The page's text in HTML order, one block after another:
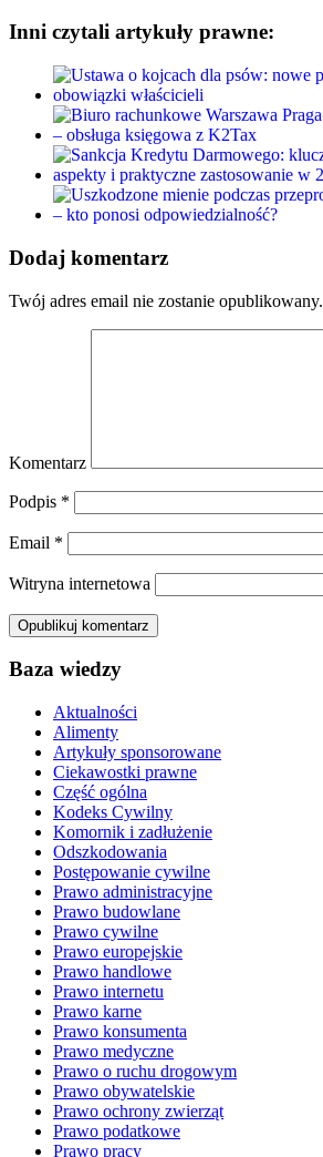
Inni czytali artykuły prawne:
Dodaj komentarz
Twój adres email nie zostanie opublikowany.
Komentarz
Podpis *
Email *
Witryna internetowa
Baza wiedzy
Aktualności
Alimenty
Artykuły sponsorowane
Ciekawostki prawne
Część ogólna
Kodeks Cywilny
Komornik i zadłużenie
Odszkodowania
Postępowanie cywilne
Prawo administracyjne
Prawo budowlane
Prawo cywilne
Prawo europejskie
Prawo handlowe
Prawo internetu
Prawo karne
Prawo konsumenta
Prawo medyczne
Prawo o ruchu drogowym
Prawo obywatelskie
Prawo ochrony zwierząt
Prawo podatkowe
Prawo pracy